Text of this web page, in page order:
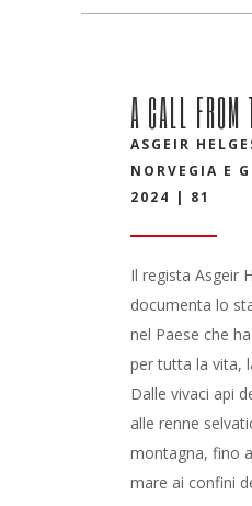
A CALL
ASGEIR
NORVEGIA E
2024 | 81
Il regista Asgeir
documenta lo
nel Paese che
per tutta la vita,
Dalle vivaci api
alle renne
montagna, fino
mare ai confini